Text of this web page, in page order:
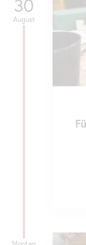
30
August